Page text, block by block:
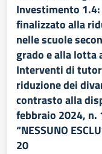
Investimento
finalizzato alla
nelle scuole
grado e alla lotta
Interventi di
riduzione dei
contrasto alla
febbraio 2024,
“NESSUNO
20